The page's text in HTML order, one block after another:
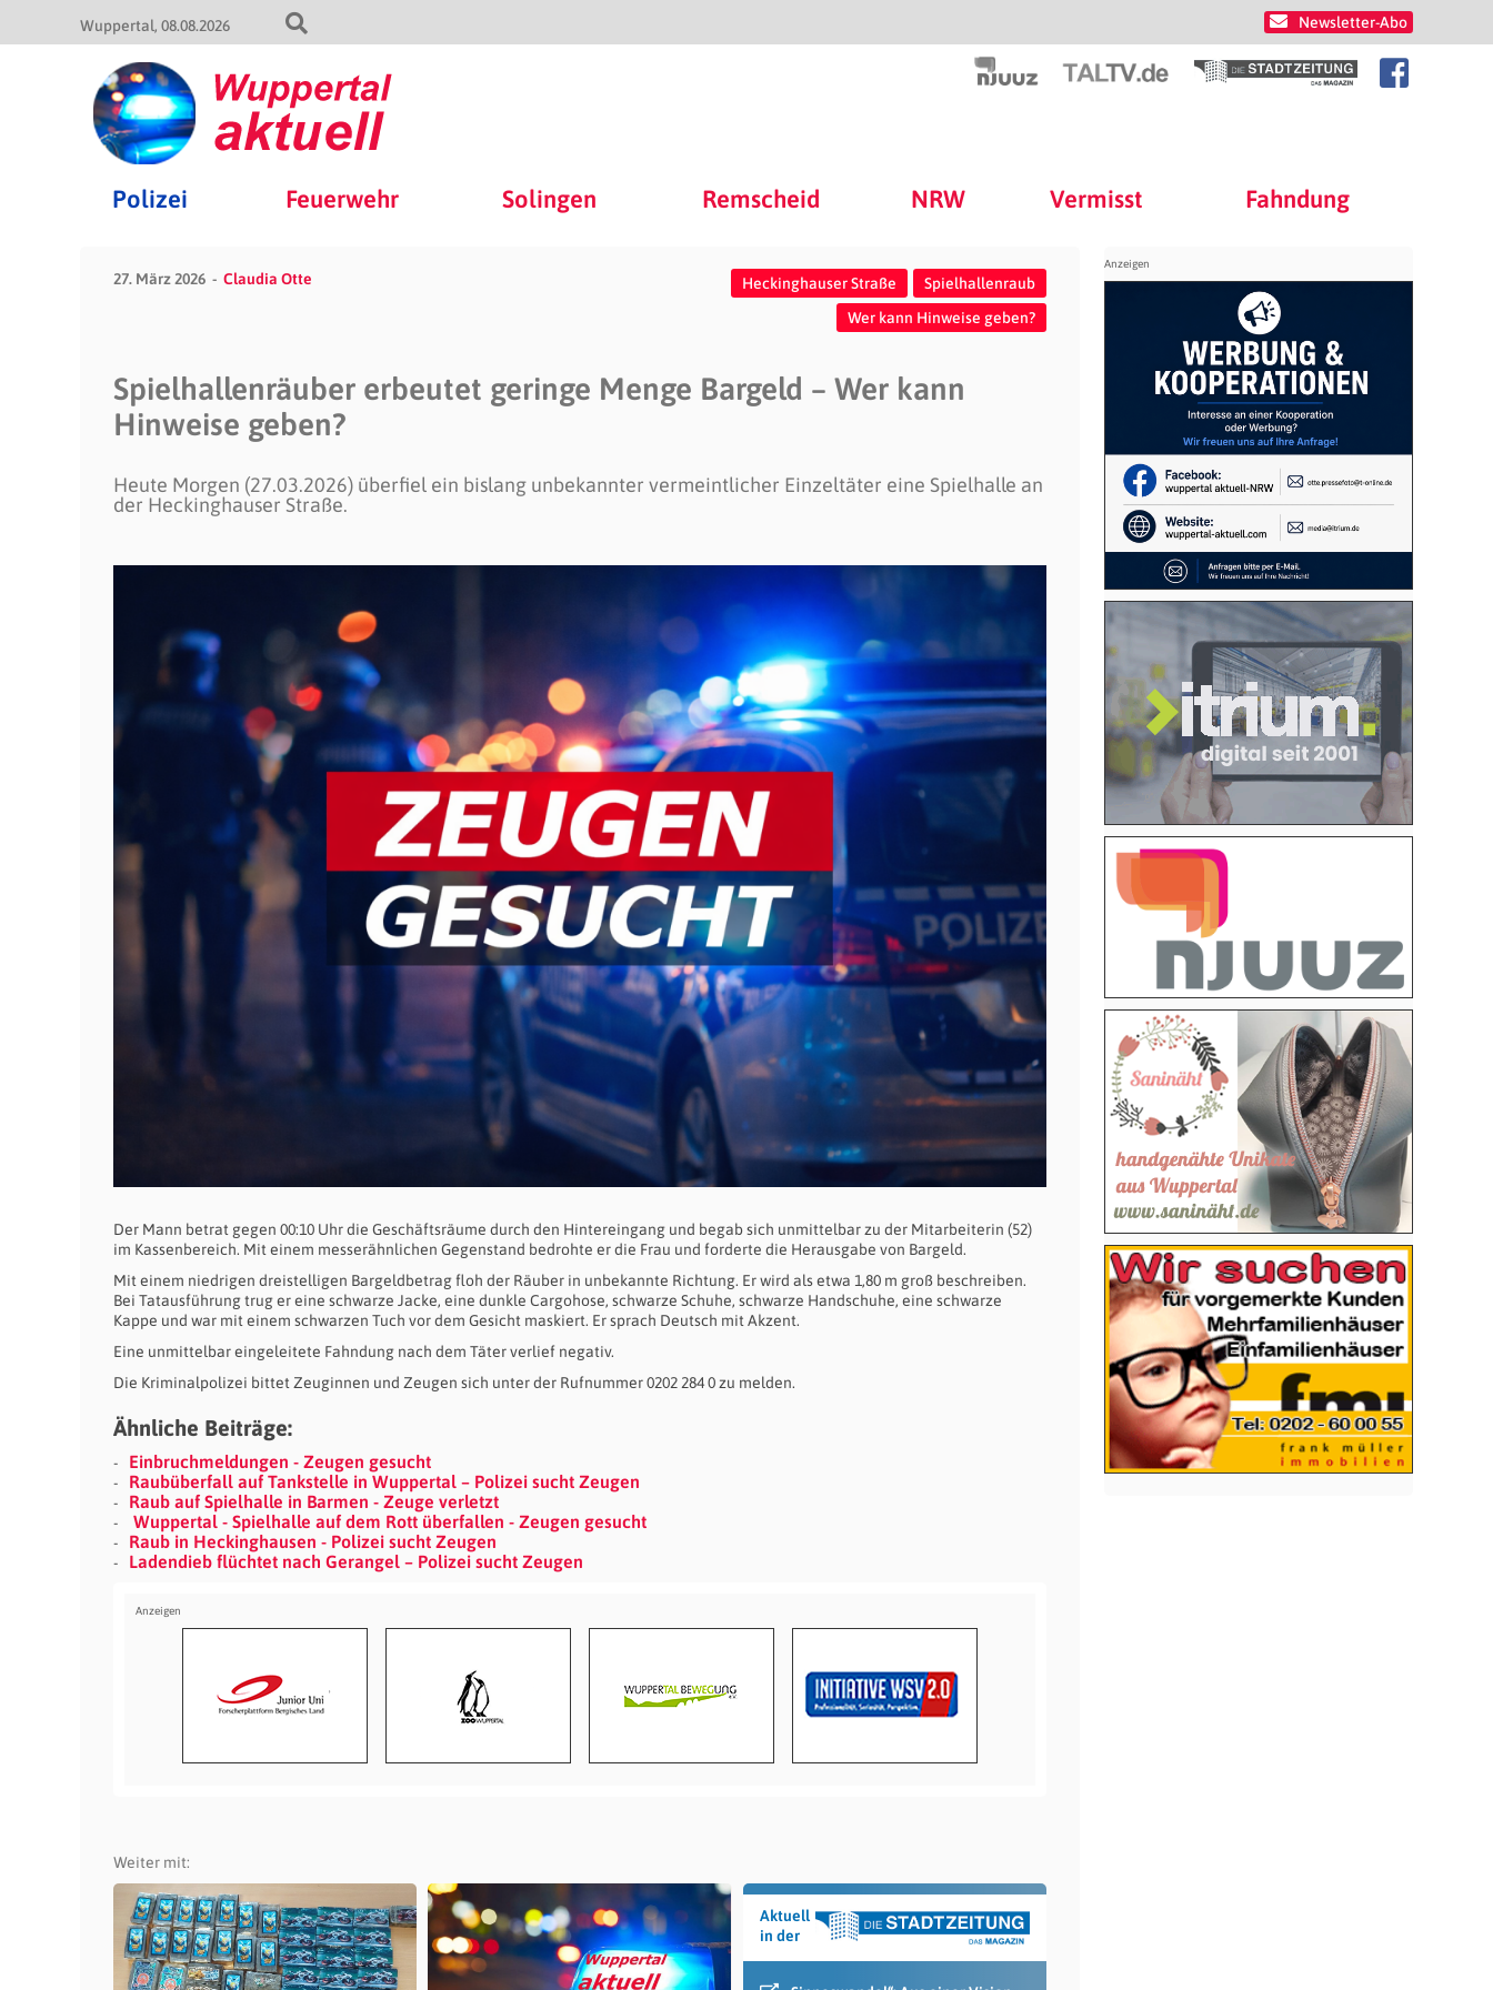
Wuppertal 08.08.2026 Newsletter-Abo
Polizei Feuerwehr Solingen Remscheid NRW Vermisst Fahndung
27. März 2026 Claudia Otte Heckinghauser Straße
Spielhallenraub
Wer kann Hinweise geben?
Spielhallenräuber erbeutet geringe Menge Bargeld – Wer kann
Hinweise geben?
Heute Morgen (27.03.2026) überfiel ein bislang unbekannter vermeintlicher Einzeltäter eine Spielhalle an
der Heckinghauser Straße.
Der Mann betrat gegen 00:10 Uhr die Geschäftsräume durch den Hintereingang und begab sich unmittelbar zu der Mitarbeiterin (52)
im Kassenbereich. Mit einem messerähnlichen Gegenstand bedrohte er die Frau und forderte die Herausgabe von Bargeld.
Mit einem niedrigen dreistelligen Bargeldbetrag floh der Räuber in unbekannte Richtung. Er wird als etwa 1,80 m groß beschreiben.
Bei Tatausführung trug er eine schwarze Jacke, eine dunkle Cargohose, schwarze Schuhe, schwarze Handschuhe, eine schwarze
Kappe und war mit einem schwarzen Tuch vor dem Gesicht maskiert. Er sprach Deutsch mit Akzent.
Eine unmittelbar eingeleitete Fahndung nach dem Täter verlief negativ.
Die Kriminalpolizei bittet Zeuginnen und Zeugen sich unter der Rufnummer 0202 284 0 zu melden.
Ähnliche Beiträge:
Einbruchmeldungen - Zeugen gesucht
Raubüberfall auf Tankstelle in Wuppertal – Polizei sucht Zeugen
Raub auf Spielhalle in Barmen - Zeuge verletzt
Wuppertal - Spielhalle auf dem Rott überfallen - Zeugen gesucht
Raub in Heckinghausen - Polizei sucht Zeugen
Ladendieb flüchtet nach Gerangel – Polizei sucht Zeugen
Weiter mit:
Aktuell
in der